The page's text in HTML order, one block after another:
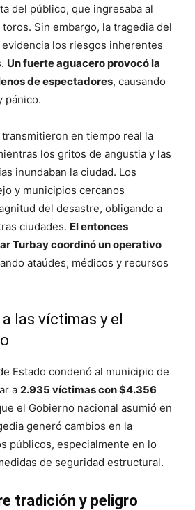
del público, que ingresaba al
Sin embargo, la tragedia del
los riesgos inherentes
Un fuerte aguacero provocó la
de espectadores, causando
pánico.
en tiempo real la
los gritos de angustia y las
inundaban la ciudad. Los
y municipios cercanos
del desastre, obligando a
ciudades. El entonces
Turbay coordinó un operativo
ataúdes, médicos y recursos
las víctimas y el
Estado condenó al municipio de
a 2.935 víctimas con $4.356
el Gobierno nacional asumió en
generó cambios en la
públicos, especialmente en lo
de seguridad estructural.
tradición y peligro